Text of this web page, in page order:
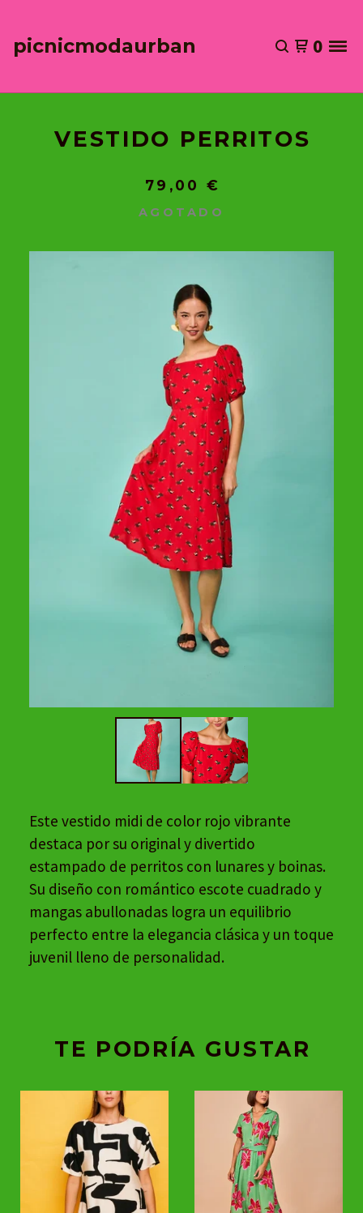
picnicmodaurban 0
VESTIDO PERRITOS
79,00€
AGOTADO
Este vestido midi de color rojo vibrante
destaca por su original y divertido
estampado de perritos con lunares y boinas.
Su diseño con romántico escote cuadrado y
mangas abullonadas logra un equilibrio
perfecto entre la elegancia clásica y un toque
juvenil lleno de personalidad.
TE PODRÍA GUSTAR